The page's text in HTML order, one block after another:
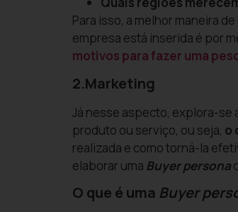
Para isso, a melhor maneira
empresa está inserida é por
motivos para fazer uma
2.Marketing
Já nesse aspecto, explora-se
produto ou serviço, ou seja, o
realizada e como torná-la
elaborar uma Buyer persona
O que é uma Buyer